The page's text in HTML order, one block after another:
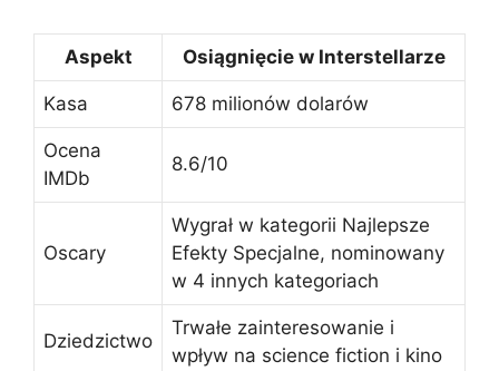
Aspekt Osiągnięcie w Interstellarze
Kasa 678 milionów dolarów
Ocena
IMDb
8.6/10
Oscary
Wygrał w kategorii Najlepsze
Efekty Specjalne, nominowany
w 4 innych kategoriach
Dziedzictwo
Trwałe zainteresowanie i
wpływ na science fiction i kino